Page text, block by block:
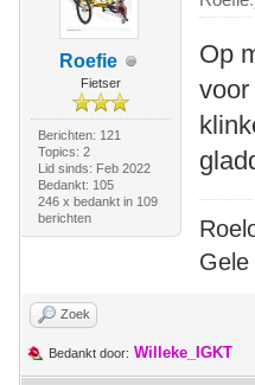
Roefie
Fietser
Berichten: 121
Topics: 2
Lid sinds: Feb 2022
Bedankt: 105
246 x bedankt in 109
berichten
Op
Zoek
Bedankt door: Willeke_IGKT